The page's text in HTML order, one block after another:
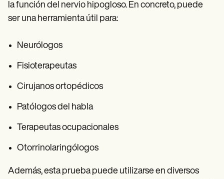
la función del nervio hipogloso. En concreto, puede
ser una herramienta útil para:
Neurólogos
Fisioterapeutas
Cirujanos ortopédicos
Patólogos del habla
Terapeutas ocupacionales
Otorrinolaringólogos
Además, esta prueba puede utilizarse en diversos